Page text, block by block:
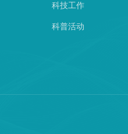
科技工作
科普活动